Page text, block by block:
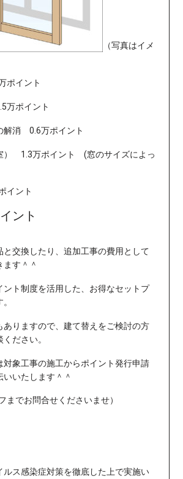
（写真はイメ
ポイント
万ポイント
解消 0.6万ポイント
） 1.3万ポイント (窓のサイズによっ
イント
ント
と交換したり、追加工事の費用として
ます＾＾
ント制度を活用した、お得なセットプ
ありますので、建て替えをご検討の方
ださい。
対象工事の施工からポイント発行申請
いたします＾＾
までお問合せくださいませ）
ス感染症対策を徹底した上で実施い